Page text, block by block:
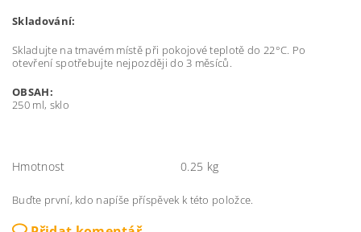
Skladování:
Skladujte na tmavém místě při pokojové teplotě do 22°C. Po
otevření spotřebujte nejpozději do 3 měsíců.
OBSAH:
250 ml, sklo
Hmotnost 0.25 kg
Buďte první, kdo napíše příspěvek k této položce.